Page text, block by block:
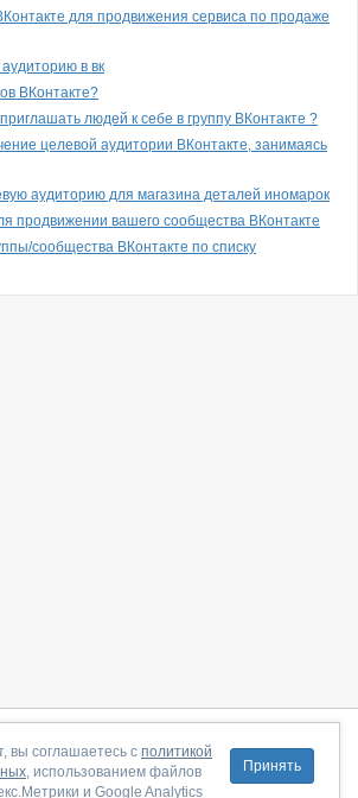
для продвижения сервиса по продаже
в вк
ВКонтакте?
людей к себе в группу ВКонтакте ?
целевой аудитории ВКонтакте, занимаясь
аудиторию для магазина деталей иномарок
продвижении вашего сообщества ВКонтакте
сообщества ВКонтакте по списку
|Контакты|Партнёрская программа
оферта|Политика конфиденциальности
Принять
вы соглашаетесь с политикой
, использованием файлов
и Google Analytics